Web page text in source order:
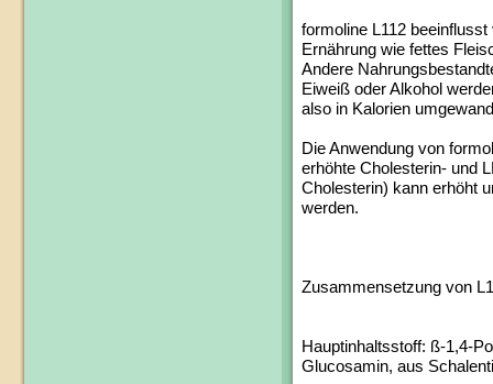
formoline L112
Ernährung wie fettes
Andere
Eiweiß oder Alkohol
also in Kalorien
Die Anwendung von
erhöhte Cholesterin- und
Cholesterin) kann erhöht
werden.
Zusammensetzung von
Hauptinhaltsstoff: ß-1,4-
Glucosamin, aus